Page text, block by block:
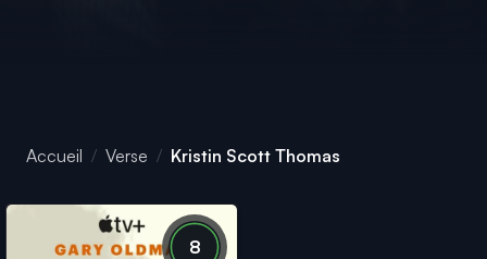
Accueil Verse Kristin Scott Thomas
8